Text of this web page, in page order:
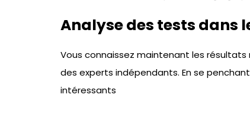
Analyse des tests dans
Vous connaissez maintenant les
des experts indépendants. En se
intéressants